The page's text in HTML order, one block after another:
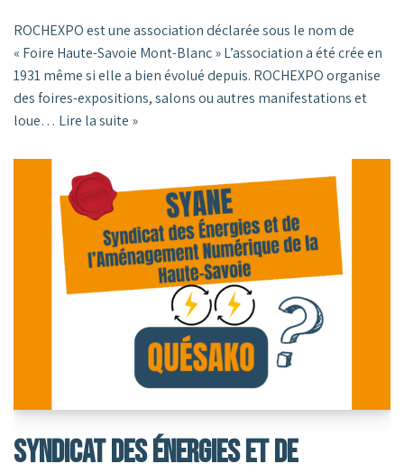
ROCHEXPO est une association déclarée sous le nom de
« Foire Haute-Savoie Mont-Blanc » L’association a été crée en
1931 même si elle a bien évolué depuis. ROCHEXPO organise
des foires-expositions, salons ou autres manifestations et
loue… Lire la suite »
Syndicat Des Énergies Et De